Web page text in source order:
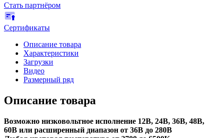
Стать партнёром
Сертификаты
Описание товара
Характеристики
Загрузки
Видео
Размерный ряд
Описание товара
Возможно низковольтное исполнение 12В, 24В, 36В, 48В,
60В или расширенный диапазон от 36В до 280В